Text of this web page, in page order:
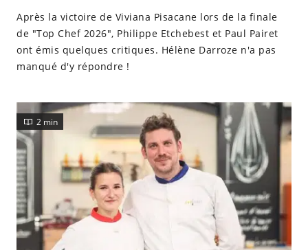
Après la victoire de Viviana Pisacane lors de la finale
de "Top Chef 2026", Philippe Etchebest et Paul Pairet
ont émis quelques critiques. Hélène Darroze n'a pas
manqué d'y répondre !
2 min